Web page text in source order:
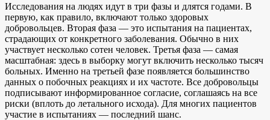
Исследования на людях идут в три фазы и длятся годами. В
первую, как правило, включают только здоровых
добровольцев. Вторая фаза — это испытания на пациентах,
страдающих от конкретного заболевания. Обычно в них
участвует несколько сотен человек. Третья фаза — самая
масштабная: здесь в выборку могут включить несколько тысяч
больных. Именно на третьей фазе появляется большинство
данных о побочных реакциях и их частоте. Все добровольцы
подписывают информированное согласие, соглашаясь на все
риски (вплоть до летального исхода). Для многих пациентов
участие в испытаниях — последний шанс.